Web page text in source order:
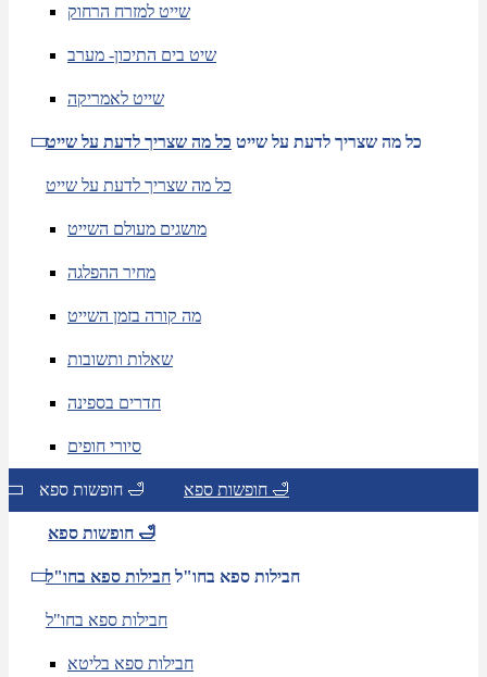
שייט למזרח הרחוק
שיט בים התיכון- מערב
שייט לאמריקה
כל מה שצריך לדעת על שייט כל מה שצריך לדעת על שייט
כל מה שצריך לדעת על שייט
מושגים מעולם השייט
מחיר ההפלגה
מה קורה בזמן השייט
שאלות ותשובות
חדרים בספינה
סיורי חופים
חופשות ספא 🛁 חופשות ספא 🛁
חופשות ספא 🛁
חבילות ספא בחו"ל חבילות ספא בחו"ל
חבילות ספא בחו"ל
חבילות ספא בליטא